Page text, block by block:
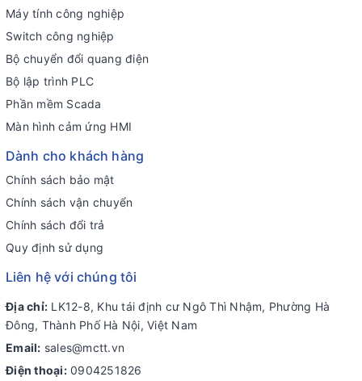
Máy tính công nghiệp
Switch công nghiệp
Bộ chuyển đổi quang điện
Bộ lập trình PLC
Phần mềm Scada
Màn hình cảm ứng HMI
Dành cho khách hàng
Chính sách bảo mật
Chính sách vận chuyển
Chính sách đổi trả
Quy định sử dụng
Liên hệ với chúng tôi
Địa chỉ: LK12-8, Khu tái định cư Ngô Thì Nhậm, Phường Hà
Đông, Thành Phố Hà Nội, Việt Nam
Email: sales@mctt.vn
Điện thoại: 0904251826